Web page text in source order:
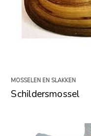
MOSSELEN EN SLAKKEN
Schildersmossel